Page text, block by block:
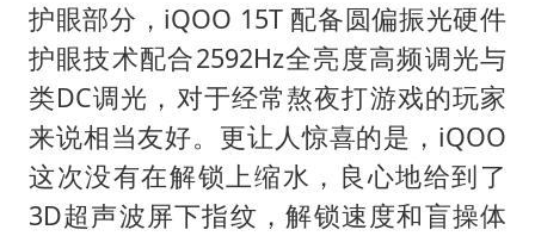
护眼部分，iQOO 15T 配备圆偏振光硬件
护眼技术配合2592Hz全亮度高频调光与
类DC调光，对于经常熬夜打游戏的玩家
来说相当友好。更让人惊喜的是，iQOO
这次没有在解锁上缩水，良心地给到了
3D超声波屏下指纹，解锁速度和盲操体